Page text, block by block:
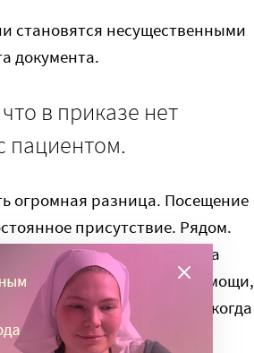
становятся несущественными
документа.
в приказе нет
пациентом.
огромная разница. Посещение
присутствие. Рядом.
Нет обязательства
только в паллиативной помощи,
а не по часам, с 14 до 16, когда